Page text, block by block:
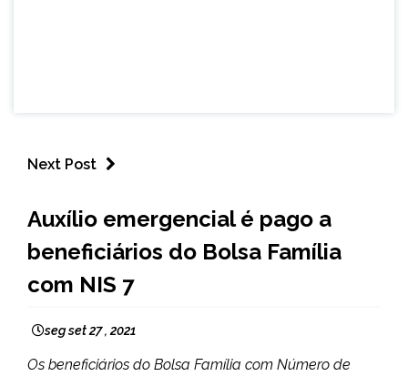
Next Post
NOTÍCIAS
Auxílio emergencial é pago a
beneficiários do Bolsa Família
com NIS 7
seg set 27 , 2021
Os beneficiários do Bolsa Família com Número de